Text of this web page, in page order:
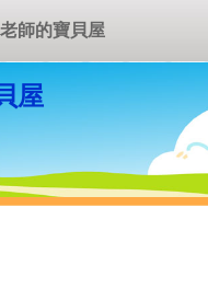
屋
師的寶貝屋